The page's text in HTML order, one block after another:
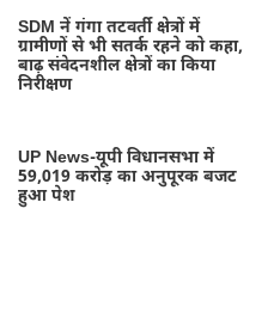
SDM नें गंगा तटवर्ती क्षेत्रों में
ग्रामीणों से भी सतर्क रहने को कहा,
बाढ़ संवेदनशील क्षेत्रों का किया
निरीक्षण
UP News-यूपी विधानसभा में
59,019 करोड़ का अनुपूरक बजट
हुआ पेश